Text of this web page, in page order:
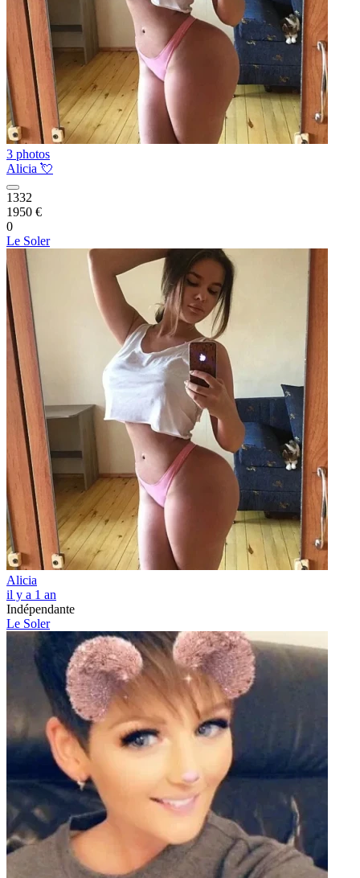
3 photos
Alicia 💘
1332
1950 €
0
Le Soler
Alicia
il y a 1 an
Indépendante
Le Soler